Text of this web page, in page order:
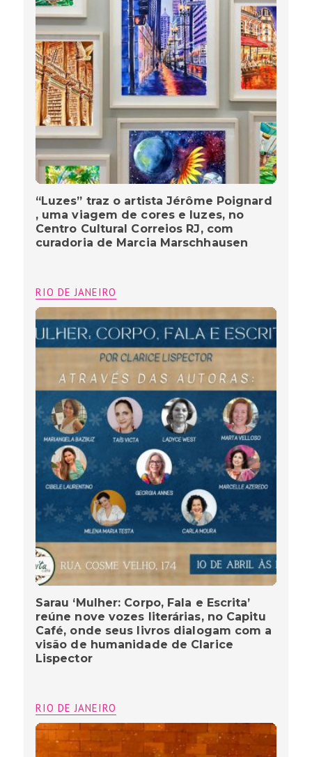
“Luzes” traz o artista Jérôme Poignard
, uma viagem de cores e luzes, no
Centro Cultural Correios RJ, com
curadoria de Marcia Marschhausen
RIO DE JANEIRO
Sarau ‘Mulher: Corpo, Fala e Escrita’
reúne nove vozes literárias, no Capitu
Café, onde seus livros dialogam com a
visão de humanidade de Clarice
Lispector
RIO DE JANEIRO